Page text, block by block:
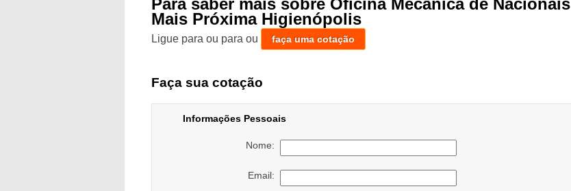
Para saber mais sobre Oficina Mecânica de Nacionais
Mais Próxima Higienópolis
Ligue paraou paraou faça uma cotação
Faça sua cotação
Informações Pessoais
Nome:
Email: